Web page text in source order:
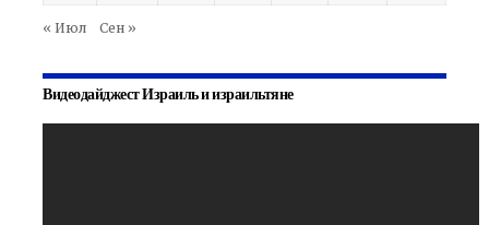
« Июл Сен »
Видеодайджест Израиль и израильтяне